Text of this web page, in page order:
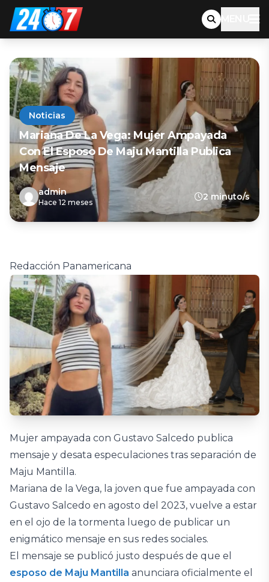
MENU
Noticias
Mariana De La Vega: Mujer Ampayada
Con El Esposo De Maju Mantilla Publica
Mensaje
admin
Hace 12 meses
2 minuto/s
Redacción Panamericana
Mujer ampayada con Gustavo Salcedo publica
mensaje y desata especulaciones tras separación de
Maju Mantilla.
Mariana de la Vega, la joven que fue ampayada con
Gustavo Salcedo en agosto del 2023, vuelve a estar
en el ojo de la tormenta luego de publicar un
enigmático mensaje en sus redes sociales.
El mensaje se publicó justo después de que el
esposo de Maju Mantilla anunciara oficialmente el